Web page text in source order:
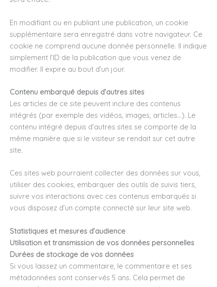
En modifiant ou en publiant une publication, un cookie
supplémentaire sera enregistré dans votre navigateur. Ce
cookie ne comprend aucune donnée personnelle. Il indique
simplement l’ID de la publication que vous venez de
modifier. Il expire au bout d’un jour.
Contenu embarqué depuis d’autres sites
Les articles de ce site peuvent inclure des contenus
intégrés (par exemple des vidéos, images, articles…). Le
contenu intégré depuis d’autres sites se comporte de la
même manière que si le visiteur se rendait sur cet autre
site.
Ces sites web pourraient collecter des données sur vous,
utiliser des cookies, embarquer des outils de suivis tiers,
suivre vos interactions avec ces contenus embarqués si
vous disposez d’un compte connecté sur leur site web.
Statistiques et mesures d’audience
Utilisation et transmission de vos données personnelles
Durées de stockage de vos données
Si vous laissez un commentaire, le commentaire et ses
métadonnées sont conservés 5 ans. Cela permet de